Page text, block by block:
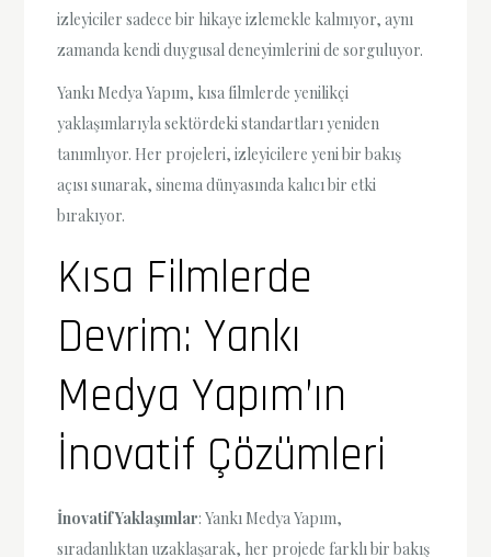
izleyiciler sadece bir hikaye izlemekle kalmıyor, aynı
zamanda kendi duygusal deneyimlerini de sorguluyor.
Yankı Medya Yapım, kısa filmlerde yenilikçi
yaklaşımlarıyla sektördeki standartları yeniden
tanımlıyor. Her projeleri, izleyicilere yeni bir bakış
açısı sunarak, sinema dünyasında kalıcı bir etki
bırakıyor.
Kısa Filmlerde
Devrim: Yankı
Medya Yapım’ın
İnovatif Çözümleri
İnovatif Yaklaşımlar: Yankı Medya Yapım,
sıradanlıktan uzaklaşarak, her projede farklı bir bakış